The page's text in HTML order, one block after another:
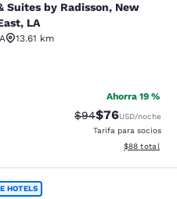
by Radisson,
Suites by Radisson, New
LA
13.61 km
estrellas. Feria. 188 reseñas
Ahorra 19 %
Precio tachado:
$94Precio con
$76USD/noche
Tarifa para socios
Ver detalles
$88 total
HOTELS